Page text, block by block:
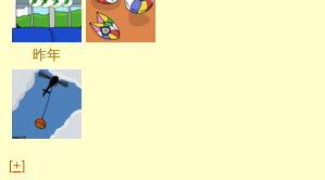
昨年
[+]